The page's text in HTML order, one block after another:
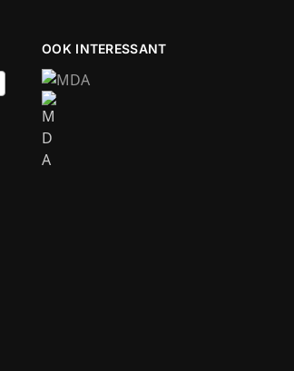
OOK INTERESSANT